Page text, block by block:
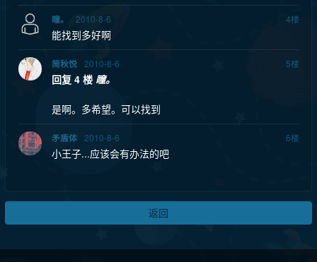
瞳。 2010-8-6 4楼
能找到多好啊
简秋悦 2010-8-6 5楼
回复 4 楼 瞳。
是啊。多希望。可以找到
矛盾体 2010-8-6 6楼
小王子...应该会有办法的吧
返回